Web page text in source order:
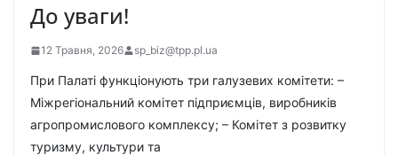
До уваги!
12 Травня, 2026 sp_biz@tpp.pl.ua
При Палаті функціонують три галузевих комітети: –
Міжрегіональний комітет підприємців, виробників
агропромислового комплексу; – Комітет з розвитку
туризму, культури та